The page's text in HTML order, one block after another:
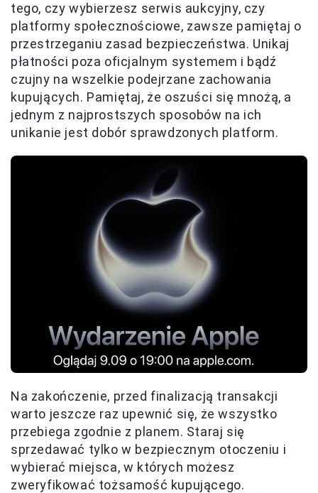
tego, czy wybierzesz serwis aukcyjny, czy
platformy społecznościowe, zawsze pamiętaj o
przestrzeganiu zasad bezpieczeństwa. Unikaj
płatności poza oficjalnym systemem i bądź
czujny na wszelkie podejrzane zachowania
kupujących. Pamiętaj, że oszuści się mnożą, a
jednym z najprostszych sposobów na ich
unikanie jest dobór sprawdzonych platform.
Na zakończenie, przed finalizacją transakcji
warto jeszcze raz upewnić się, że wszystko
przebiega zgodnie z planem. Staraj się
sprzedawać tylko w bezpiecznym otoczeniu i
wybierać miejsca, w których możesz
zweryfikować tożsamość kupującego.